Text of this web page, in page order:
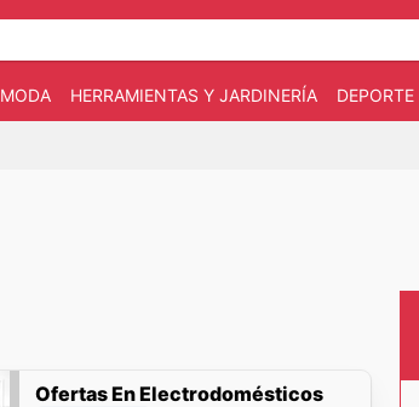
MODA HERRAMIENTAS Y JARDINERÍA DEPORTE
Ofertas En Electrodomésticos